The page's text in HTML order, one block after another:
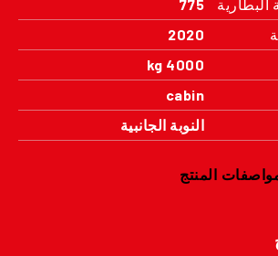
البطارية
775
2020
4000 kg
cabin
النوبة الجانبية
المنتج